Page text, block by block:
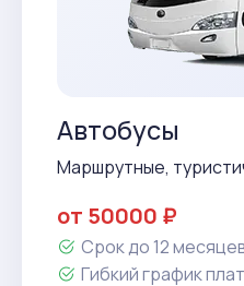
Автобусы
Маршрутные,
от 50000 ₽
Срок до 12
Гибкий график